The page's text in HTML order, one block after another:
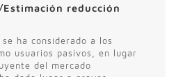
reducción
ha considerado a los
usuarios pasivos, en lugar
del mercado